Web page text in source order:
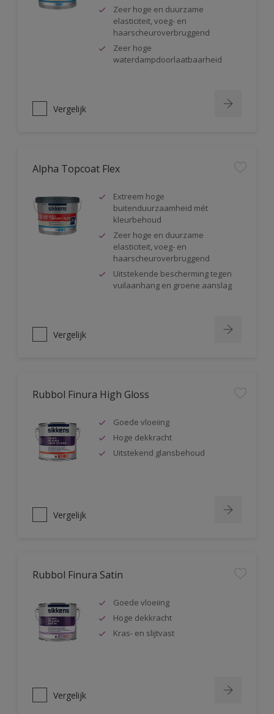
Zeer hoge en duurzame
elasticiteit, voeg- en
haarscheuroverbruggend
Zeer hoge
waterdampdoorlaatbaarheid
Vergelijk
Alpha Topcoat Flex
Extreem hoge
buitenduurzaamheid mét
kleurbehoud
Zeer hoge en duurzame
elasticiteit, voeg- en
haarscheuroverbruggend
Uitstekende bescherming tegen
vuilaanhang en groene aanslag
Vergelijk
Rubbol Finura High Gloss
Goede vloeiing
Hoge dekkracht
Uitstekend glansbehoud
Vergelijk
Rubbol Finura Satin
Goede vloeiing
Hoge dekkracht
Kras- en slijtvast
Vergelijk